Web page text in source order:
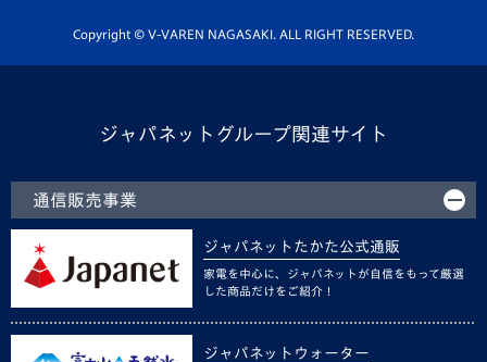
ホームタウン活動
Copyright © V-VAREN NAGASAKI. ALL RIGHT RESERVED.
ジャパネットグループ関連サイト
通信販売事業
ジャパネットたかた公式通販
家電を中心に、ジャパネットが自信をもって厳選
した商品だけをご紹介！
ジャパネットウォーター